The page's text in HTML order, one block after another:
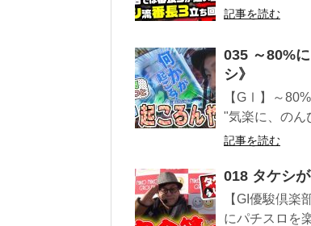
記事を読む
035 ～80%
シ》
【GⅠ】～
"気楽に、のん
記事を読む
018 タケシ
【GI優駿倶
にパチスロを